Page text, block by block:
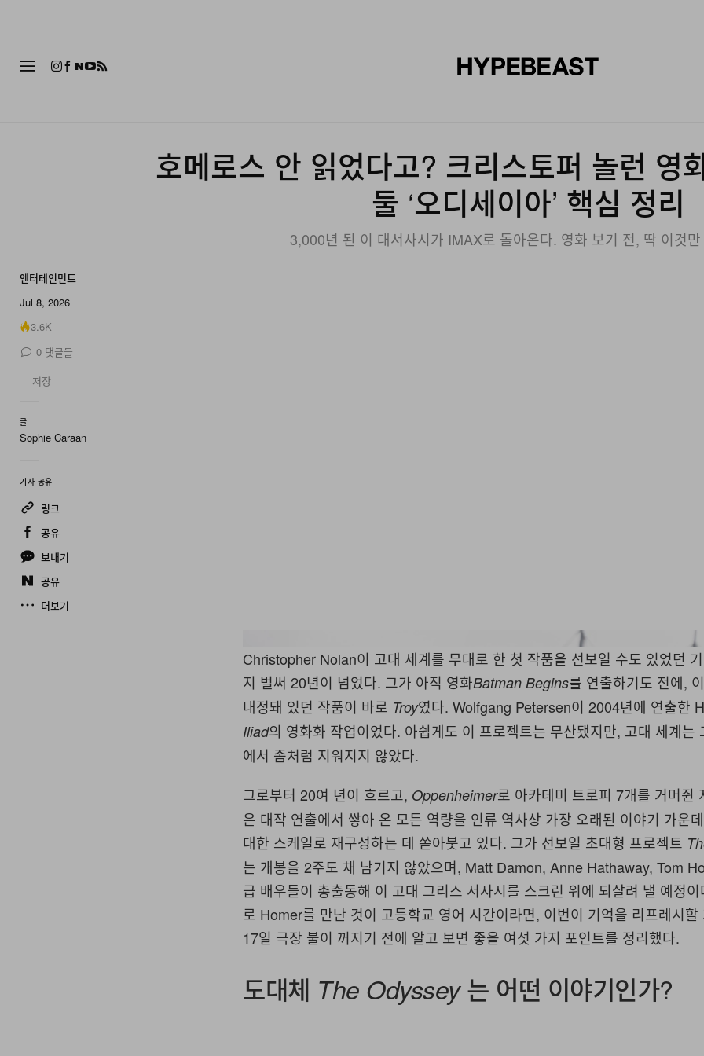
호메로스 안 읽었다고? 크리스토퍼 놀런 영
둘 ‘오디세이아’ 핵심 정리
3,000년 된 이 대서사시가 IMAX로 돌아온다. 영화 보기 전, 딱 이것
엔터테인먼트
Jul 8, 2026
3.6K
0 댓글들
저장
글
Sophie Caraan
기사 공유
링크
공유
보내기
공유
더보기
Christopher Nolan이 고대 세계를 무대로 한 첫 작품을 선보일 수도 있었던
지 벌써 20년이 넘었다. 그가 아직 영화Batman Begins를 연출하기도 전에,
내정돼 있던 작품이 바로 Troy였다. Wolfgang Petersen이 2004년에 연출한
Iliad의 영화화 작업이었다. 아쉽게도 이 프로젝트는 무산됐지만, 고대 세계는
에서 좀처럼 지워지지 않았다.
그로부터 20여 년이 흐르고, Oppenheimer로 아카데미 트로피 7개를 거머쥔
은 대작 연출에서 쌓아 온 모든 역량을 인류 역사상 가장 오래된 이야기 가운
대한 스케일로 재구성하는 데 쏟아붓고 있다. 그가 선보일 초대형 프로젝트
는 개봉을 2주도 채 남기지 않았으며, Matt Damon, Anne Hathaway, Tom
급 배우들이 총출동해 이 고대 그리스 서사시를 스크린 위에 되살려 낼 예정
로 Homer를 만난 것이 고등학교 영어 시간이라면, 이번이 기억을 리프레시할
17일 극장 불이 꺼지기 전에 알고 보면 좋을 여섯 가지 포인트를 정리했다.
도대체 The Odyssey는 어떤 이야기인가?